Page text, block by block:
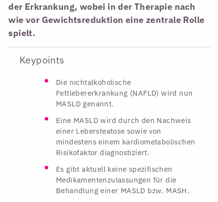
der Erkrankung, wobei in der Therapie nach
wie vor Gewichtsreduktion eine zentrale Rolle
spielt.
Keypoints
Die nichtalkoholische
Fettlebererkrankung (NAFLD) wird nun
MASLD genannt.
Eine MASLD wird durch den Nachweis
einer Lebersteatose sowie von
mindestens einem kardiometabolischen
Risikofaktor diagnostiziert.
Es gibt aktuell keine spezifischen
Medikamentenzulassungen für die
Behandlung einer MASLD bzw. MASH.